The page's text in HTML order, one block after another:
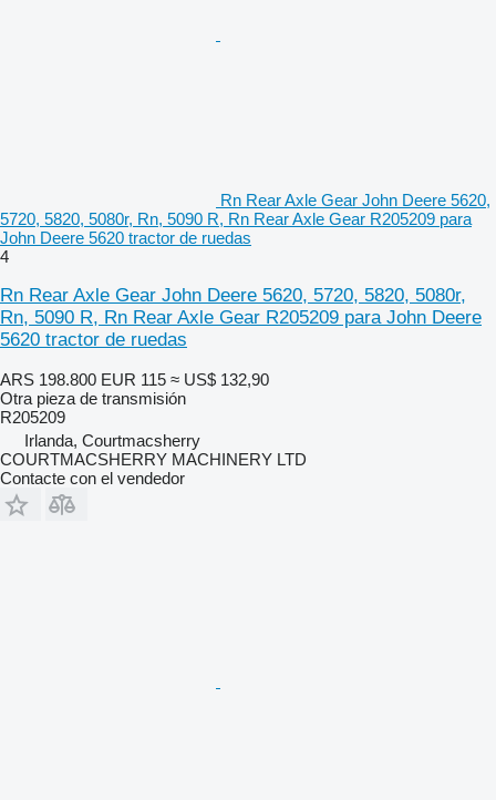
Rn Rear Axle Gear John Deere 5620,
5720, 5820, 5080r, Rn, 5090 R, Rn Rear Axle Gear R205209 para
John Deere 5620 tractor de ruedas
4
Rn Rear Axle Gear John Deere 5620, 5720, 5820, 5080r,
Rn, 5090 R, Rn Rear Axle Gear R205209 para John Deere
5620 tractor de ruedas
ARS 198.800 EUR 115 ≈ US$ 132,90
Otra pieza de transmisión
R205209
Irlanda, Courtmacsherry
COURTMACSHERRY MACHINERY LTD
Contacte con el vendedor